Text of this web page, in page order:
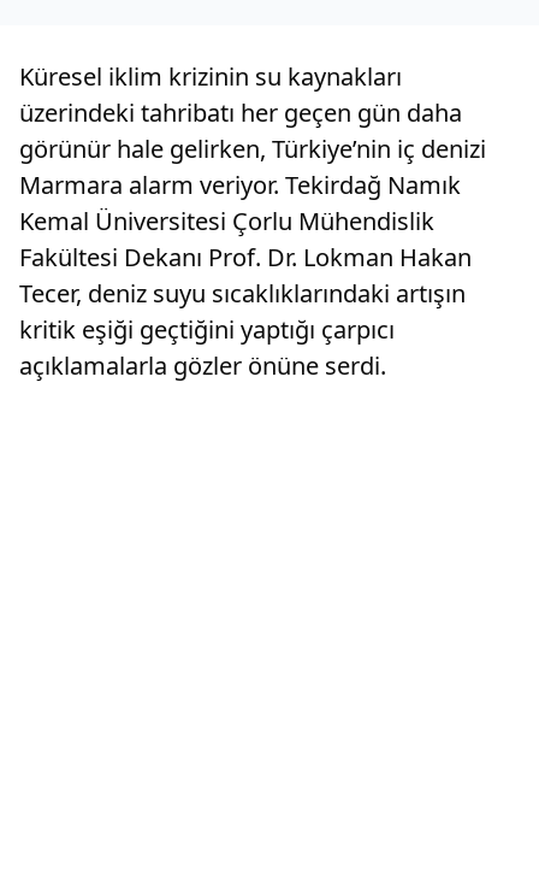
Küresel iklim krizinin su kaynakları
üzerindeki tahribatı her geçen gün daha
görünür hale gelirken, Türkiye’nin iç denizi
Marmara alarm veriyor. Tekirdağ Namık
Kemal Üniversitesi Çorlu Mühendislik
Fakültesi Dekanı Prof. Dr. Lokman Hakan
Tecer, deniz suyu sıcaklıklarındaki artışın
kritik eşiği geçtiğini yaptığı çarpıcı
açıklamalarla gözler önüne serdi.